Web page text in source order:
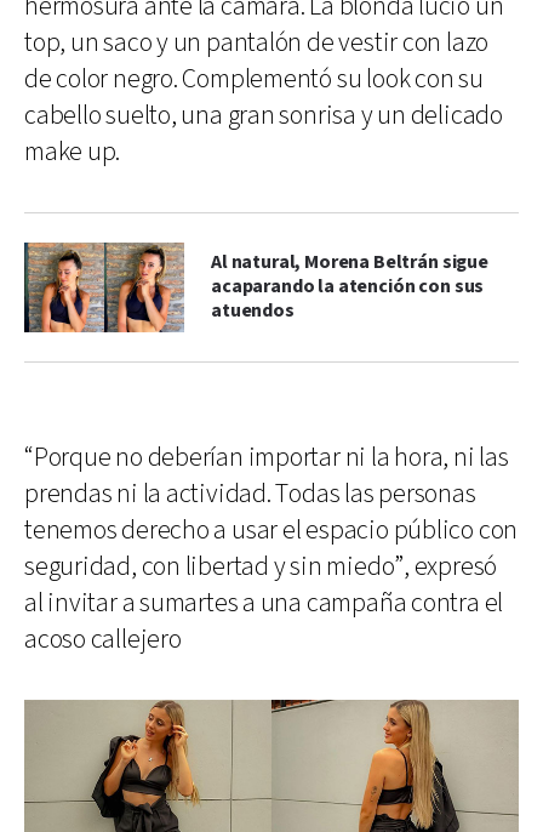
top, un saco y un pantalón de vestir con lazo
de color negro. Complementó su look con su
cabello suelto, una gran sonrisa y un delicado
make up.
Al natural, Morena Beltrán sigue
acaparando la atención con sus
atuendos
“Porque no deberían importar ni la hora, ni las
prendas ni la actividad. Todas las personas
tenemos derecho a usar el espacio público con
seguridad, con libertad y sin miedo”, expresó
al invitar a sumartes a una campaña contra el
acoso callejero